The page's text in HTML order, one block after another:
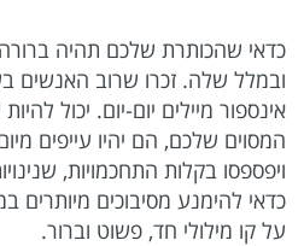
כדאי שהכותרת שלכם תהיה
אינספור מיילים יום-יום. יכול
המסוים שלכם, הם יהיו עייפים
ויפספסו בקלות התחכמויות,
כדאי להימנע מסיבוכים מיותרים
על קו מילולי חד, פשוט וברור.